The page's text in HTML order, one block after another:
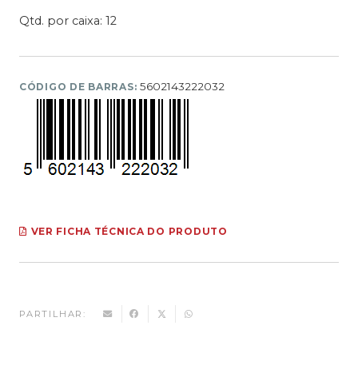
Qtd. por caixa: 12
CÓDIGO DE BARRAS: 5602143222032
VER FICHA TÉCNICA DO PRODUTO
PARTILHAR: